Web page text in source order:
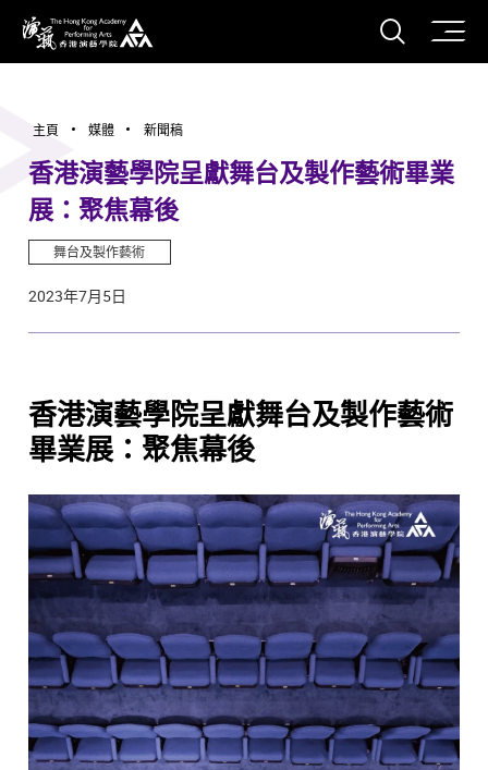
香港演藝學院
打開
主頁 媒體 新聞稿
香港演藝學院呈獻舞台及製作藝術畢業
展：聚焦幕後
舞台及製作藝術
2023年7月5日
香港演藝學院呈獻舞台及製作藝術
畢業展：聚焦幕後